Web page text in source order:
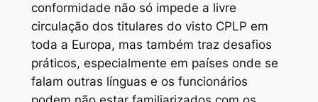
conformidade não só impede a livre
circulação dos titulares do visto CPLP em
toda a Europa, mas também traz desafios
práticos, especialmente em países onde se
falam outras línguas e os funcionários